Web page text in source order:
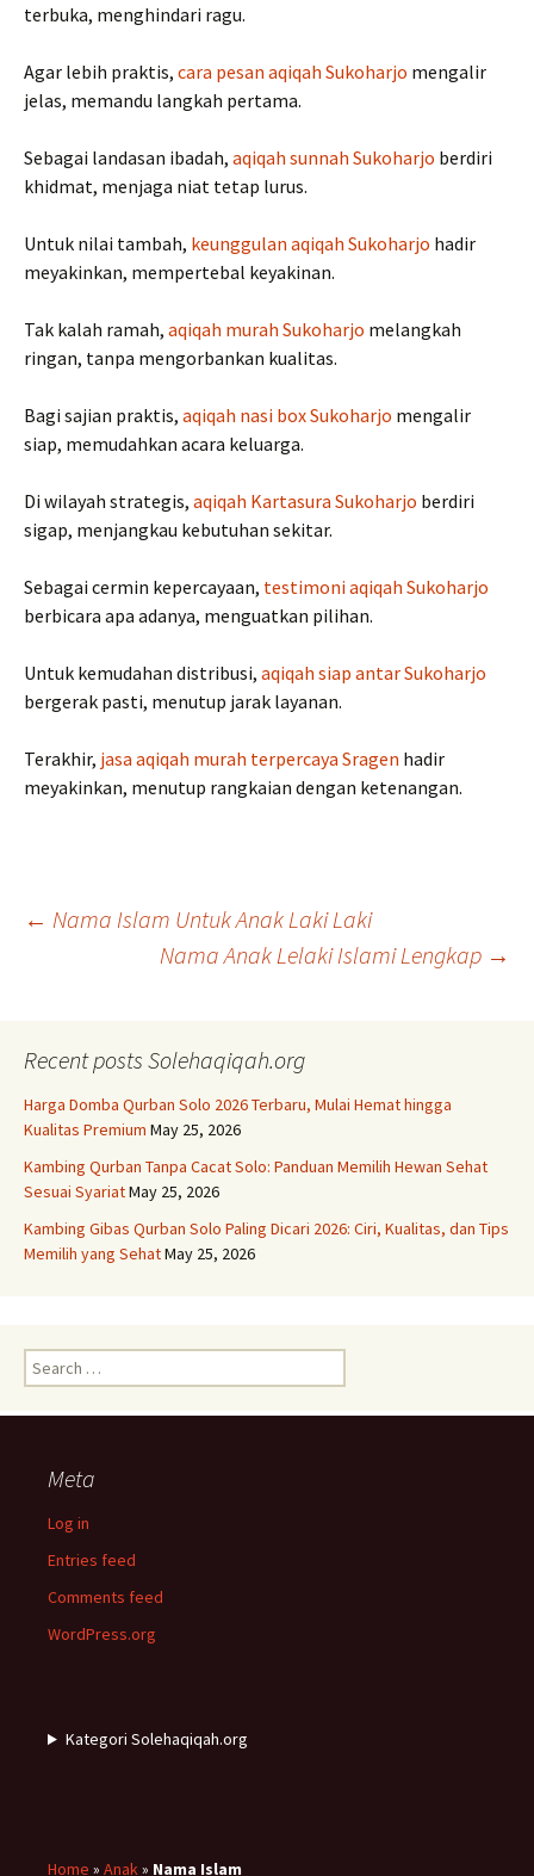
terbuka, menghindari ragu.
Agar lebih praktis, cara pesan aqiqah Sukoharjo mengalir
jelas, memandu langkah pertama.
Sebagai landasan ibadah, aqiqah sunnah Sukoharjo berdiri
khidmat, menjaga niat tetap lurus.
Untuk nilai tambah, keunggulan aqiqah Sukoharjo hadir
meyakinkan, mempertebal keyakinan.
Tak kalah ramah, aqiqah murah Sukoharjo melangkah
ringan, tanpa mengorbankan kualitas.
Bagi sajian praktis, aqiqah nasi box Sukoharjo mengalir
siap, memudahkan acara keluarga.
Di wilayah strategis, aqiqah Kartasura Sukoharjo berdiri
sigap, menjangkau kebutuhan sekitar.
Sebagai cermin kepercayaan, testimoni aqiqah Sukoharjo
berbicara apa adanya, menguatkan pilihan.
Untuk kemudahan distribusi, aqiqah siap antar Sukoharjo
bergerak pasti, menutup jarak layanan.
Terakhir, jasa aqiqah murah terpercaya Sragen hadir
meyakinkan, menutup rangkaian dengan ketenangan.
Post
← Nama Islam Untuk Anak Laki Laki
Nama Anak Lelaki Islami Lengkap →
Recent posts Solehaqiqah.org
Harga Domba Qurban Solo 2026 Terbaru, Mulai Hemat hingga
Kualitas Premium May 25, 2026
Kambing Qurban Tanpa Cacat Solo: Panduan Memilih Hewan Sehat
Sesuai SyariatMay 25, 2026
Kambing Gibas Qurban Solo Paling Dicari 2026: Ciri, Kualitas, dan Tips
Memilih yang SehatMay 25, 2026
Search
for:
Meta
Log in
Entries feed
Comments feed
WordPress.org
Kategori Solehaqiqah.org
Home » Anak» Nama Islam